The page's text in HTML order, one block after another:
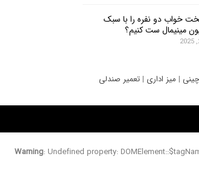
خواب دو نفره را با سبک
مینیمال ست کنیم؟
| میز اداری | تعمیر صندلی
Warning: Undefined property: